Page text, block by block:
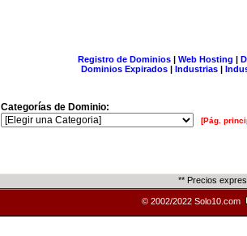
Registro de Dominios| Web Hosting |
Dominios Expirados | Industrias |
Categorías de Dominio:
[Pág.
** Precios
© 2002/2022 Solo10.com